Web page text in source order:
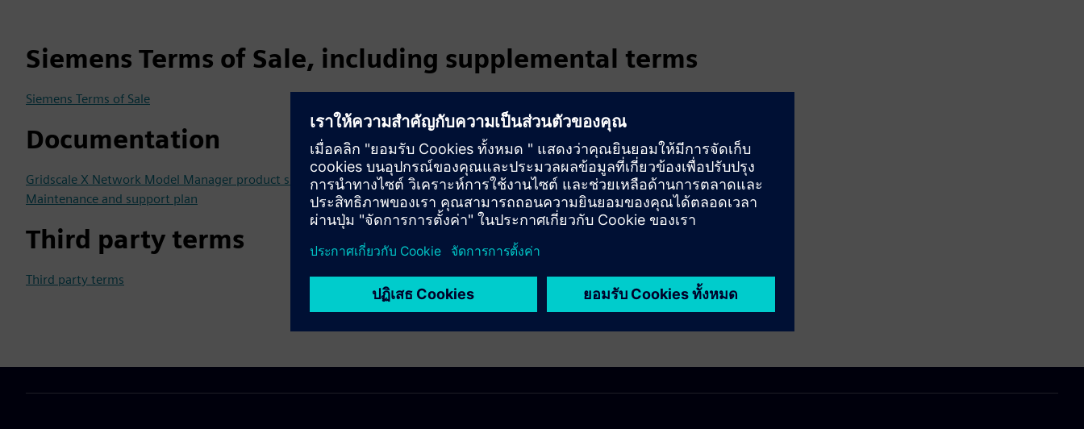
Siemens Terms of Sale, including supplemental terms
Siemens Terms of Sale
Documentation
Gridscale X Network Model Manager product sheet
Maintenance and support plan
Third party terms
Third party terms